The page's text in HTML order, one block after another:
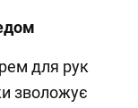
для рук
зволожує